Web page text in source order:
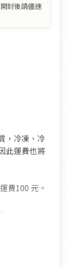
封後請儘速
，冷凍、冷
此運費也將
費100 元。